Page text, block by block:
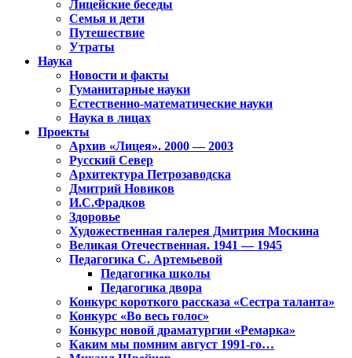
Лицейские беседы
Семья и дети
Путешествие
Утраты
Наука
Новости и факты
Гуманитарные науки
Естественно-математические науки
Наука в лицах
Проекты
Архив «Лицея». 2000 — 2003
Русский Север
Архитектура Петрозаводска
Дмитрий Новиков
И.С.Фрадков
Здоровье
Художественная галерея Дмитрия Москина
Великая Отечественная. 1941 — 1945
Педагогика С. Артемьевой
Педагогика школы
Педагогика двора
Конкурс короткого рассказа «Сестра таланта»
Конкурс «Во весь голос»
Конкурс новой драматургии «Ремарка»
Каким мы помним август 1991-го…